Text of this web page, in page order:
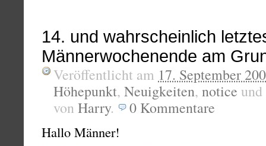
14. und wahrscheinlich
Männerwochenende am
Veröffentlicht am 17. September
Höhepunkt, Neuigkeiten, notice und
von Harry. 0 Kommentare
Hallo Männer!